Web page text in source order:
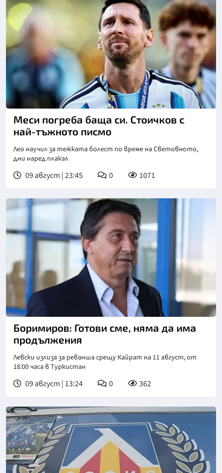
Меси погреба баща си. Стоичков с
най-тъжното писмо
Лео научил за тежката болест по време на Световното,
дни наред плакал
09 август | 23:45 0 1071
Боримиров: Готови сме, няма да има
продължения
Левски излиза за реванша срещу Кайрат на 11 август, от
18:00 часа в Туркистан
09 август | 13:24 0 362